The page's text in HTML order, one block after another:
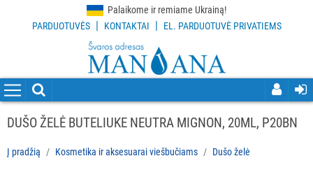
Palaikome ir remiame Ukrainą!
PARDUOTUVĖS | KONTAKTAI | EL. PARDUOTUVĖ PRIVATIEMS
VALYMO
PRIEMONĖS
ĮRANKIAI
DUŠO ŽELĖ BUTELIUKE NEUTRA MIGNON, 20ML, P20BN
Į pradžią Kosmetika ir aksesuarai viešbučiams Dušo želė